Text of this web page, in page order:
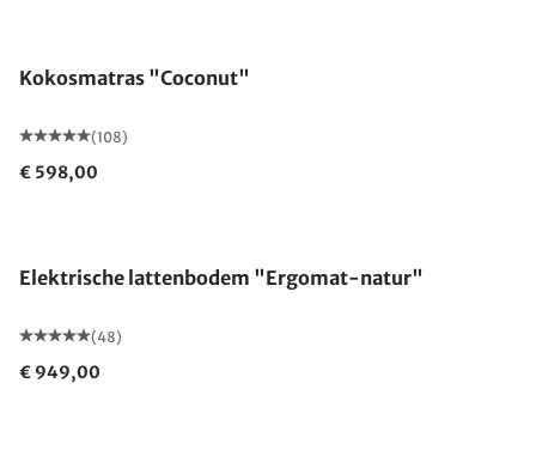
Kokosmatras "Coconut"
(108)
€ 598,00
Elektrische lattenbodem "Ergomat-natur"
(48)
€ 949,00